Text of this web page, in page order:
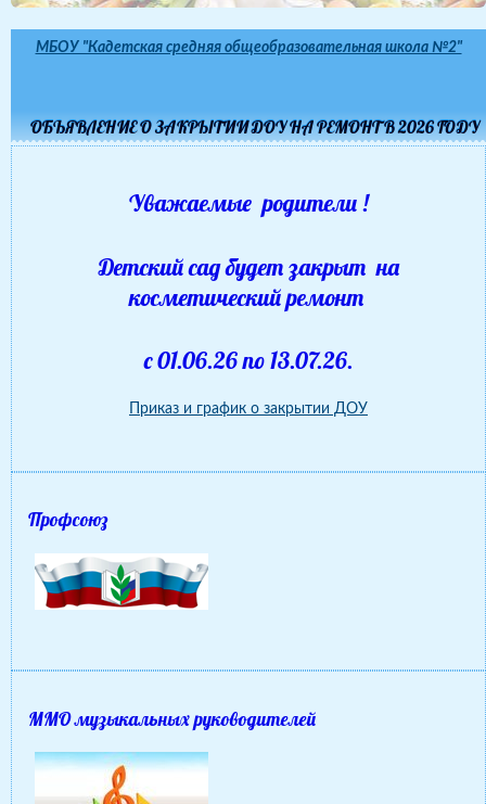
МБОУ "Кадетская средняя общеобразовательная школа №2"
ОБЪЯВЛЕНИЕ О ЗАКРЫТИИ ДОУ НА РЕМОНТ В 2026 ГОДУ
Уважаемые родители !
Детский сад будет закрыт на
косметический ремонт
с 01.06.26 по 13.07.26.
Приказ и график о закрытии ДОУ
Профсоюз
ММО музыкальных руководителей